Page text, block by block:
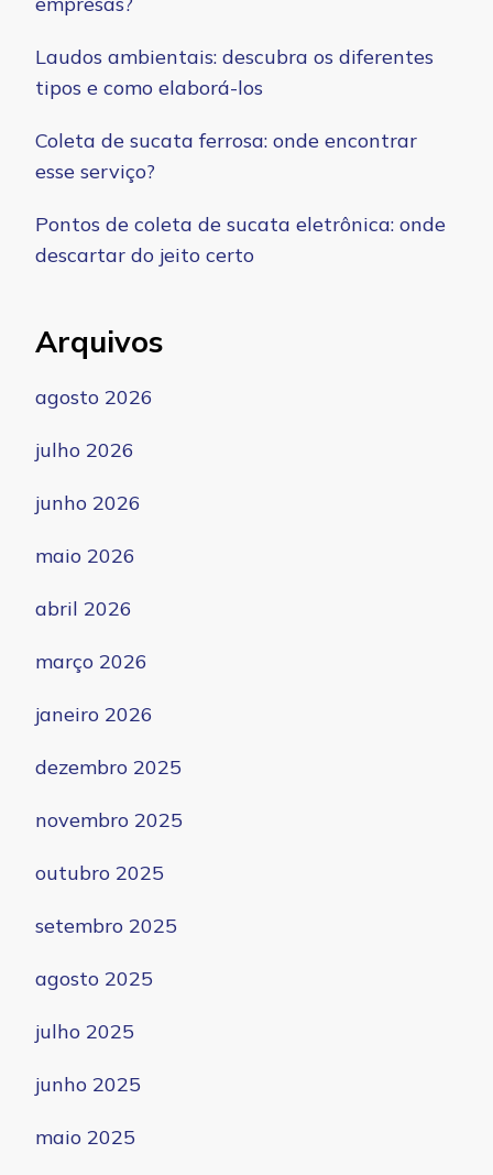
Laudos ambientais: descubra os diferentes
tipos e como elaborá-los
Coleta de sucata ferrosa: onde encontrar
esse serviço?
Pontos de coleta de sucata eletrônica: onde
descartar do jeito certo
Arquivos
agosto 2026
julho 2026
junho 2026
maio 2026
abril 2026
março 2026
janeiro 2026
dezembro 2025
novembro 2025
outubro 2025
setembro 2025
agosto 2025
julho 2025
junho 2025
maio 2025